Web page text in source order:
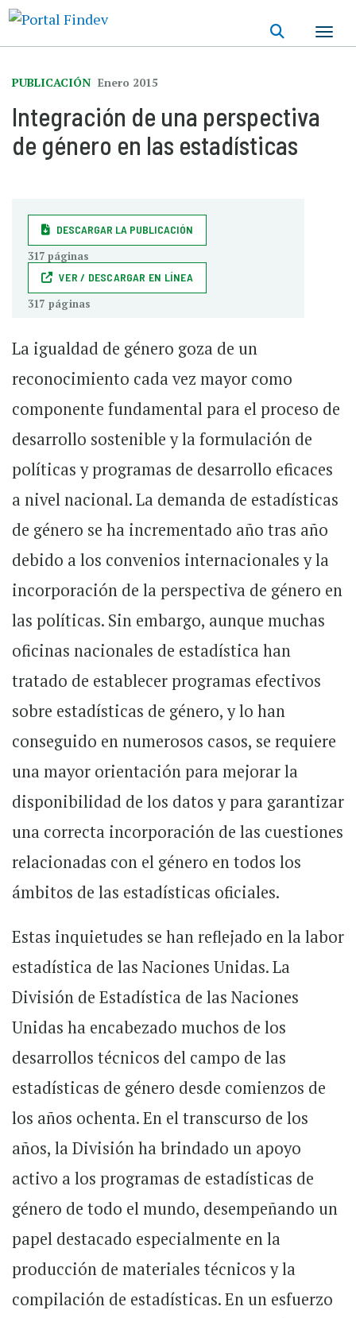
PUBLICACIÓN Enero 2015
Integración de una perspectiva
de género en las estadísticas
DESCARGAR LA PUBLICACIÓN
317 páginas
VER / DESCARGAR EN LÍNEA
317 páginas
La igualdad de género goza de un
reconocimiento cada vez mayor como
componente fundamental para el proceso de
desarrollo sostenible y la formulación de
políticas y programas de desarrollo eficaces
a nivel nacional. La demanda de estadísticas
de género se ha incrementado año tras año
debido a los convenios internacionales y la
incorporación de la perspectiva de género en
las políticas. Sin embargo, aunque muchas
oficinas nacionales de estadística han
tratado de establecer programas efectivos
sobre estadísticas de género, y lo han
conseguido en numerosos casos, se requiere
una mayor orientación para mejorar la
disponibilidad de los datos y para garantizar
una correcta incorporación de las cuestiones
relacionadas con el género en todos los
ámbitos de las estadísticas oficiales.
Estas inquietudes se han reflejado en la labor
estadística de las Naciones Unidas. La
División de Estadística de las Naciones
Unidas ha encabezado muchos de los
desarrollos técnicos del campo de las
estadísticas de género desde comienzos de
los años ochenta. En el transcurso de los
años, la División ha brindado un apoyo
activo a los programas de estadísticas de
género de todo el mundo, desempeñando un
papel destacado especialmente en la
producción de materiales técnicos y la
compilación de estadísticas. En un esfuerzo